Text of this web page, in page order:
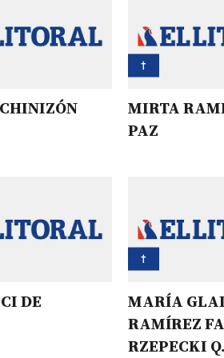
†
MIRTA
PAZ
DE
†
MARÍA
RAMÍREZ
RZEPECKI